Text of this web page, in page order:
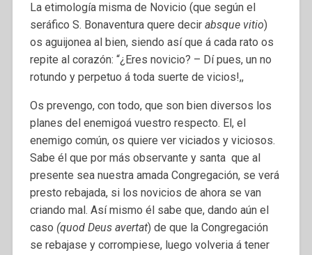
La etimología misma de Novicio (que según el
seráfico S. Bonaventura quere decir absque vitio)
os aguijonea al bien, siendo así que á cada rato os
repite al corazón: “¿Eres novicio? – Dí pues, un no
rotundo y perpetuo á toda suerte de vicios!,,
Os prevengo, con todo, que son bien diversos los
planes del enemigoá vuestro respecto. El, el
enemigo común, os quiere ver viciados y viciosos.
Sabe él que por más observante y santa que al
presente sea nuestra amada Congregación, se verá
presto rebajada, si los novicios de ahora se van
criando mal. Así mismo él sabe que, dando aún el
caso (quod Deus avertat) de que la Congregación
se rebajase y corrompiese, luego volveria á tener